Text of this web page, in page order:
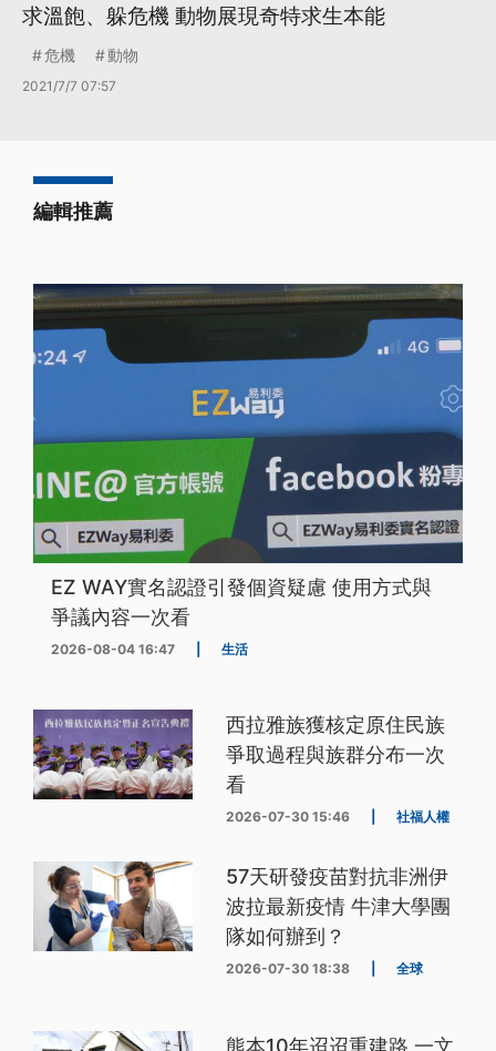
求溫飽、躲危機 動物展現奇特求生本能
危機 動物
2021/7/7 07:57
編輯推薦
EZ WAY實名認證引發個資疑慮 使用方式與
爭議內容一次看
2026-08-04 16:47 生活
西拉雅族獲核定原住民族
爭取過程與族群分布一次
看
2026-07-30 15:46 社福人權
57天研發疫苗對抗非洲伊
波拉最新疫情 牛津大學團
隊如何辦到？
2026-07-30 18:38 全球
熊本10年迢迢重建路 一文